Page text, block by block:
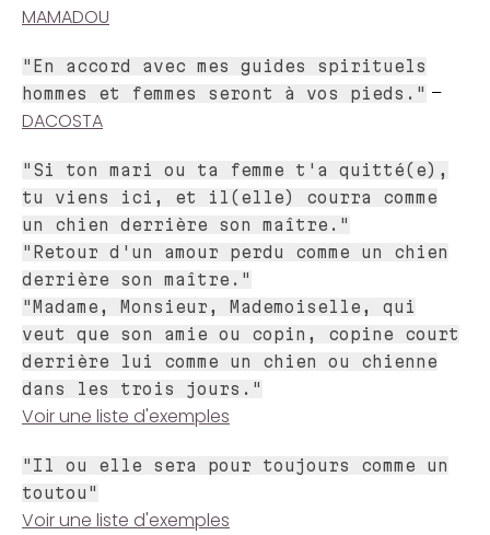
MAMADOU
"En accord avec mes guides spirituels
hommes et femmes seront à vos pieds." –
DACOSTA
"Si ton mari ou ta femme t'a quitté(e),
tu viens ici, et il(elle) courra comme
un chien derrière son maître."
"Retour d'un amour perdu comme un chien
derrière son maître."
"Madame, Monsieur, Mademoiselle, qui
veut que son amie ou copin, copine court
derrière lui comme un chien ou chienne
dans les trois jours."
Voir une liste d'exemples
"Il ou elle sera pour toujours comme un
toutou"
Voirune liste d'exemples